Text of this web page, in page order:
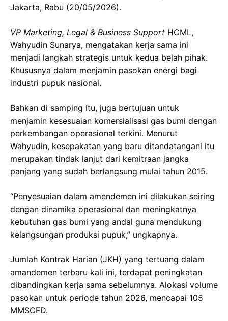
Jakarta, Rabu (20/05/2026).
VP Marketing, Legal & Business Support HCML,
Wahyudin Sunarya, mengatakan kerja sama ini
menjadi langkah strategis untuk kedua belah pihak.
Khususnya dalam menjamin pasokan energi bagi
industri pupuk nasional.
Bahkan di samping itu, juga bertujuan untuk
menjamin kesesuaian komersialisasi gas bumi dengan
perkembangan operasional terkini. Menurut
Wahyudin, kesepakatan yang baru ditandatangani itu
merupakan tindak lanjut dari kemitraan jangka
panjang yang sudah berlangsung mulai tahun 2015.
“Penyesuaian dalam amendemen ini dilakukan seiring
dengan dinamika operasional dan meningkatnya
kebutuhan gas bumi yang andal guna mendukung
kelangsungan produksi pupuk,” ungkapnya.
Jumlah Kontrak Harian (JKH) yang tertuang dalam
amandemen terbaru kali ini, terdapat peningkatan
dibandingkan kerja sama sebelumnya. Alokasi volume
pasokan untuk periode tahun 2026, mencapai 105
MMSCFD.